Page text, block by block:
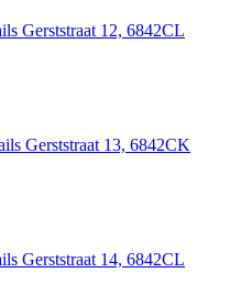
Gerststraat 12, 6842CL
Gerststraat 13, 6842CK
Gerststraat 14, 6842CL